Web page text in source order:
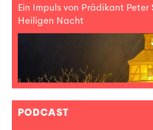
Ein Impuls von Prädikant Peter
Heiligen Nacht
PODCAST